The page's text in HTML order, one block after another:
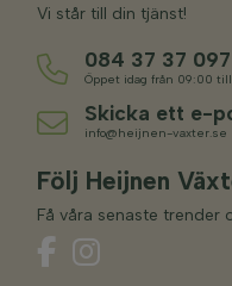
Vi står till din tjänst!
084 37 37 097
Öppet idag från 09:00 till
Skicka ett e-
info@heijnen-vaxter.se
Följ Heijnen
Få våra senaste trender